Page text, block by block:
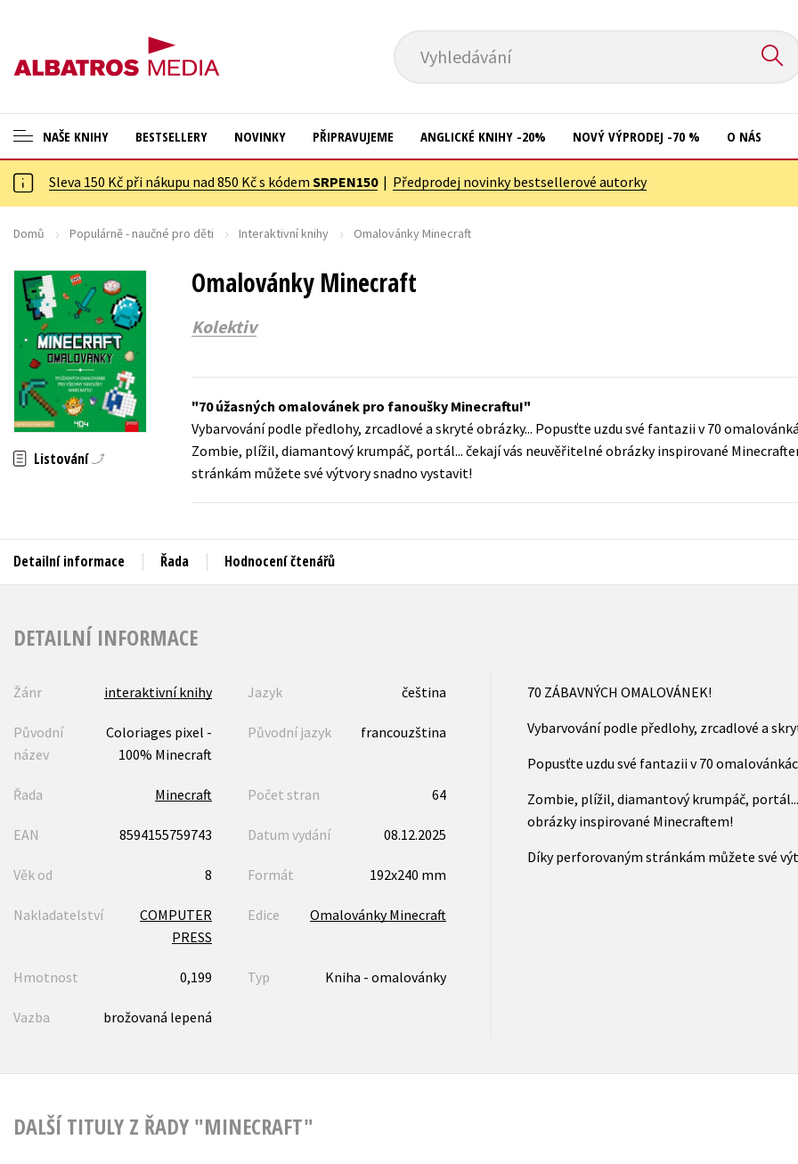
Vyhledávání
NAŠE KNIHY
ANGLICKÉ KNIHY -20 %
NOVÝ VÝPRODEJ -70 %
ASTERIX S DÁRKEM
🎁DÁRKOVÉ PUBLIKACE
✉️ DÁRKOVÉ POUKAZY
Auto - moto
Cestování
Dárkové publikace
Digitální fotografie
Esoterika a duchovní svět
Hobby
Jazyky
Kalendáře
Kuchařky
Populárně - naučná pro dospělé
Populárně - naučné pro děti
Předškoláci
Příroda a zahrada
Young adult (SK)
Zahraniční literatura
Všechny tituly
BESTSELLERY NOVINKY PŘIPRAVUJEME ANGLICKÉ KNIHY -20% NOVÝ VÝPRODEJ -70 % O NÁS
Sleva 150 Kč při nákupu nad 850 Kč s kódem SRPEN150| Předprodej novinky bestsellerové autorky
Domů Populárně - naučné pro děti Interaktivní knihy Omalovánky Minecraft
Omalovánky Minecraft
Kolektiv
Listování
70 úžasných omalovánek pro fanoušky Minecraftu!
Vybarvování podle předlohy, zrcadlové a skryté obrázky... Popusťte uzdu své fantazii v 70
Zombie, plížil, diamantový krumpáč, portál... čekají vás neuvěřitelné obrázky inspirované
stránkám můžete své výtvory snadno vystavit!
Detailní informace Řada Hodnocení čtenářů
DETAILNÍ INFORMACE
Žánr interaktivní knihy Jazyk čeština
Původní
název
Coloriages pixel -
100% Minecraft
Původní jazyk francouzština
Řada Minecraft Počet stran 64
EAN 8594155759743 Datum vydání 08.12.2025
Věk od 8 Formát 192x240 mm
Nakladatelství
COMPUTER
PRESS
Edice Omalovánky Minecraft
Hmotnost 0,199 Typ Kniha - omalovánky
Vazba brožovaná lepená
70 ZÁBAVNÝCH OMALOVÁNEK!
Vybarvování podle předlohy, zrcadlové a
Popusťte uzdu své fantazii v 70
Zombie, plížil, diamantový krumpáč,
obrázky inspirované Minecraftem!
Díky perforovaným stránkám můžete své
DALŠÍ TITULY Z ŘADY "MINECRAFT"